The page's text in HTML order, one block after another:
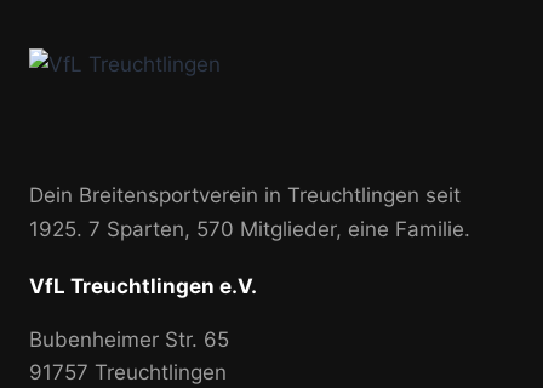
Dein Breitensportverein in Treuchtlingen seit
1925. 7 Sparten, 570 Mitglieder, eine Familie.
VfL Treuchtlingen e.V.
Bubenheimer Str. 65
91757 Treuchtlingen